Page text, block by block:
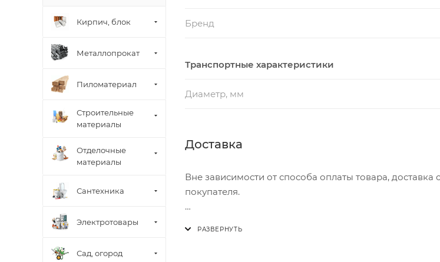
Бренд
Транспортные характеристики
Диаметр, мм
Доставка
Вне зависимости от способа оплаты товара,
покупателя.
Кирпич, блок
Металлопрокат
Пиломатериал
Строительные
материалы
Отделочные
материалы
Сантехника
Электротовары
Сад, огород